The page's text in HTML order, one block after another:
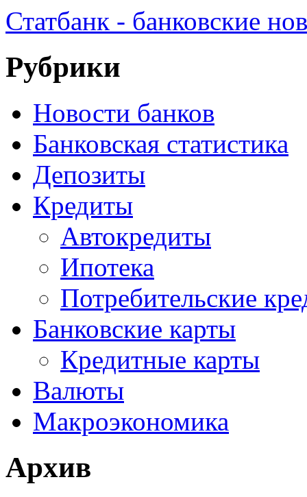
Статбанк - банковские
Рубрики
Новости банков
Банковская статистика
Депозиты
Кредиты
Автокредиты
Ипотека
Потребительские
Банковские карты
Кредитные карты
Валюты
Макроэкономика
Архив